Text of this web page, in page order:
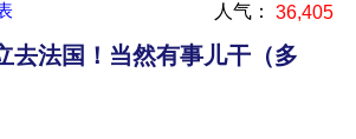
人气： 36,405
去法国！当然有事儿干（多